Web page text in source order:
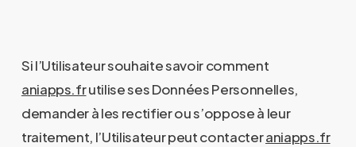
Si l’Utilisateur souhaite savoir comment
aniapps.frutilise ses Données Personnelles,
demander à les rectifier ou s’oppose à leur
traitement, l’Utilisateur peut contacteraniapps.fr